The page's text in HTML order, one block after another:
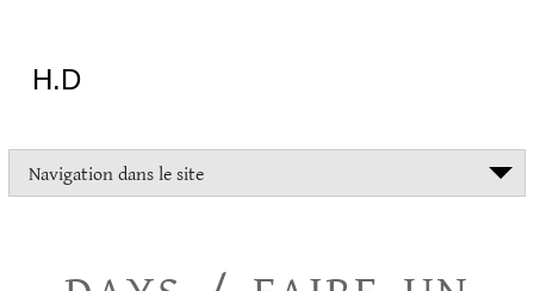
H.D
Navigation dans le site